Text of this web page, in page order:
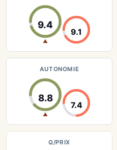
9.4
▲
9.1
AUTONOMIE
8.8
▲
7.4
Q/PRIX